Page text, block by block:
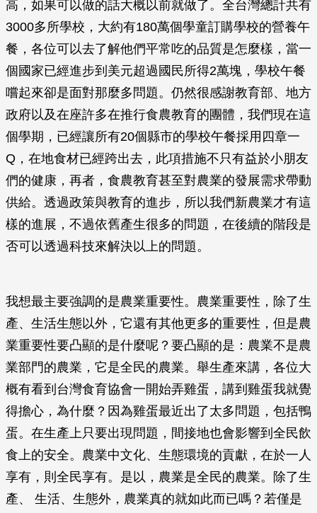
高，如果可以做的話大概以前就做了。全台灣總計共有
3000多所學校，大約有180萬個學童訂購學校的營養午
餐，各位可以去了解他們平常吃的品質是怎麼樣，當一
個國家已經進步到美元超過國民所得2萬塊，學校午餐
嚐起來卻是面對那麼多問題。仍然很感謝教育部、地方
政府以及在座許多在推行食農教育的團體，我們現在這
個學期，已經讓所有20個縣市的學校午餐採用四章一
Q，在地食材已經跨出去，此項措施不只有益於小朋友
們的健康，再者，食農教育甚至對農業的發展需求帶動
供給。透過政策與教育的進步，所以我們新農業才有這
樣的進展，不過依舊產生很多的問題，在後續的階段是
否可以透過科技來解決以上的問題。
我想最主要強調的是農業重要性。農業重要性，除了生
產、生活生態以外，它還有其他更多的重要性，但是農
業重要性要凸顯的是什麼呢？要凸顯的是：農業不是農
業部門的農業，它是全民的農業。舉生產來講，各位大
概有看到台灣食育協會一開始弄雞蛋，講到雞蛋我就覺
得擔心，為什麼？因為雞蛋最近出了太多問題，包括鴨
蛋。在生產上只要出現問題，間接地也會影響到全民飲
食上的安全。農業中文化、生態環境的貢獻，在於一人
享有，則全民享有。是以，農業是全民的農業。除了生
產、 生活、生態外，農業真的就如此而已嗎？若僅是